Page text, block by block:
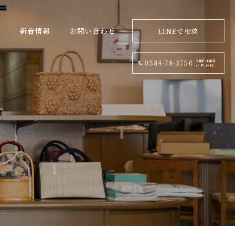
新着情報 お問い合わせ LINEで相談
0584-78-3750
定休日:水曜日
(9 時~19 時)